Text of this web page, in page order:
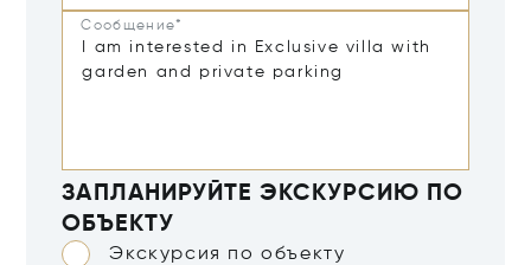
Сообщение*
ЗАПЛАНИРУЙТЕ ЭКСКУРСИЮ ПО
ОБЪЕКТУ
Экскурсия по объекту